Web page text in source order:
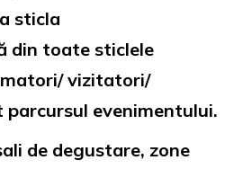
sticla
din toate sticlele
vizitatori/
evenimentului.
de degustare, zone